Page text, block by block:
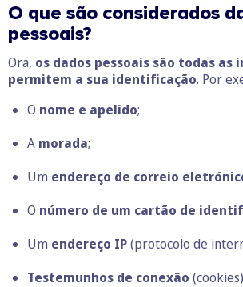
O que são considerados
pessoais?
Ora, os dados pessoais são todas as
permitem a sua identificação. Por
O nome e apelido;
A morada;
Um endereço de correio
O número de um cartão de
Um endereço IP(protocolo de
Testemunhos de conexão